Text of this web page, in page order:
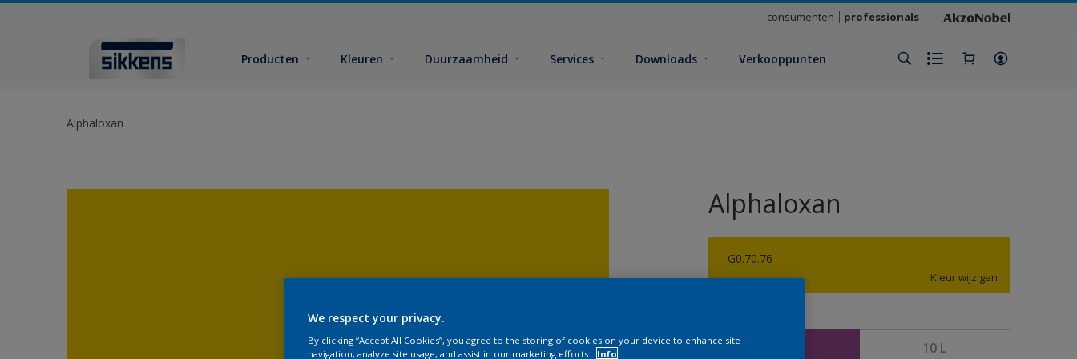
consumenten professionals
Producten Kleuren Duurzaamheid Services Downloads Verkooppunten
Alphaloxan
Alphaloxan
G0.70.76
Kleur wijzigen
10 L
We respect your privacy.
By clicking “Accept All Cookies”, you agree to the storing of cookies on your device to enhance site
navigation, analyze site usage, and assist in our marketing efforts.
Info